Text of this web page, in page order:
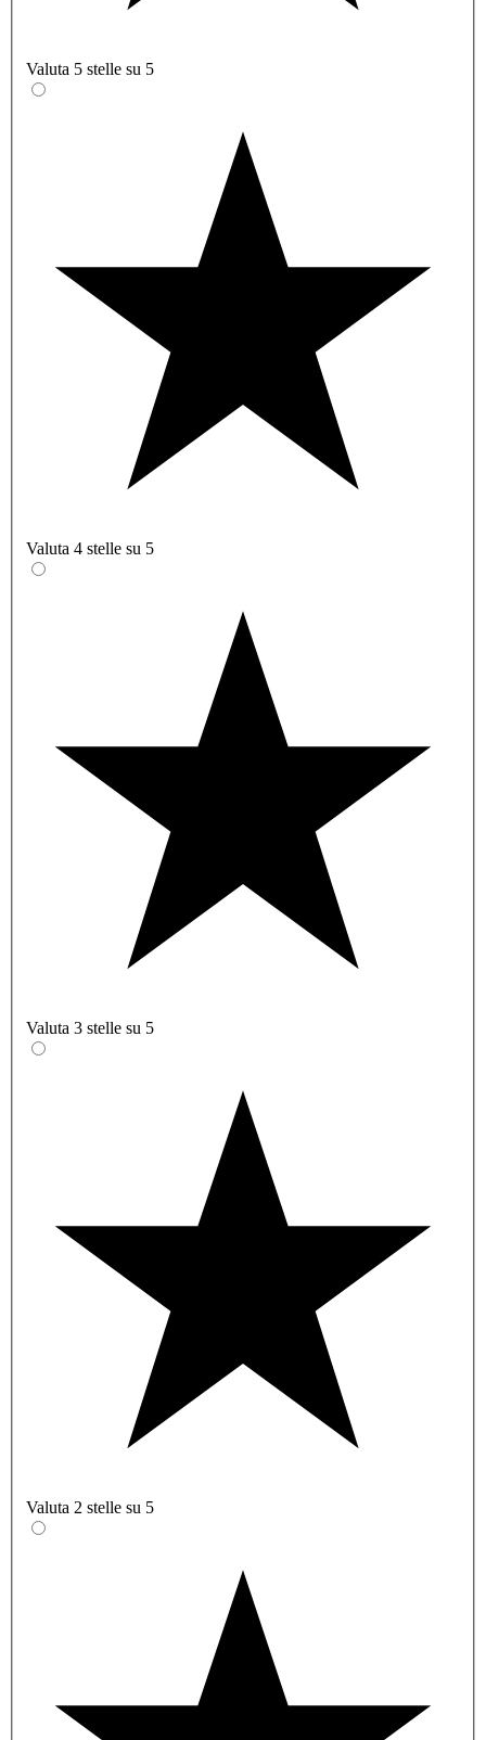
Valuta 5 stelle su 5
Valuta 4 stelle su 5
Valuta 3 stelle su 5
Valuta 2 stelle su 5